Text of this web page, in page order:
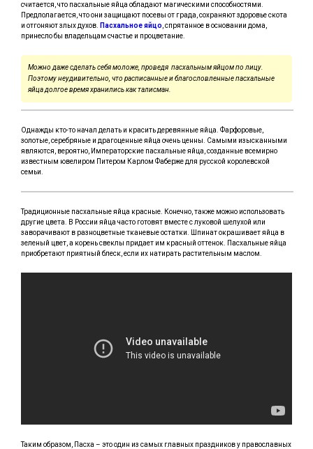
считается, что пасхальные яйца обладают магическими способностями.
Предполагается, что они защищают посевы от града, сохраняют здоровье скота
и отгоняют злых духов. Пасхальное яйцо, спрятанное в основании дома,
принесло бы владельцам счастье и процветание.
Можно даже сделать себя моложе, проведя пасхальным яйцом по лицу.
Поэтому неудивительно, что расписанные и благословленные пасхальные
яйца долгое время хранились как талисман.
Однажды кто-то начал делать и красить деревянные яйца. Фарфоровые,
золотые, серебряные и драгоценные яйца очень ценны. Самыми изысканными
являются, вероятно, Императорские пасхальные яйца, созданные всемирно
известным ювелиром Питером Карлом Фаберже для русской королевской
семьи.
Традиционные пасхальные яйца красные. Конечно, также можно использовать
другие цвета. В России яйца часто готовят вместе с луковой шелухой или
заворачивают в разноцветные тканевые остатки. Шпинат окрашивает яйца в
зеленый цвет, а корень свеклы придает им красный оттенок. Пасхальные яйца
приобретают приятный блеск, если их натирать растительным маслом.
Таким образом, Пасха – это один из самых главных праздников у православных